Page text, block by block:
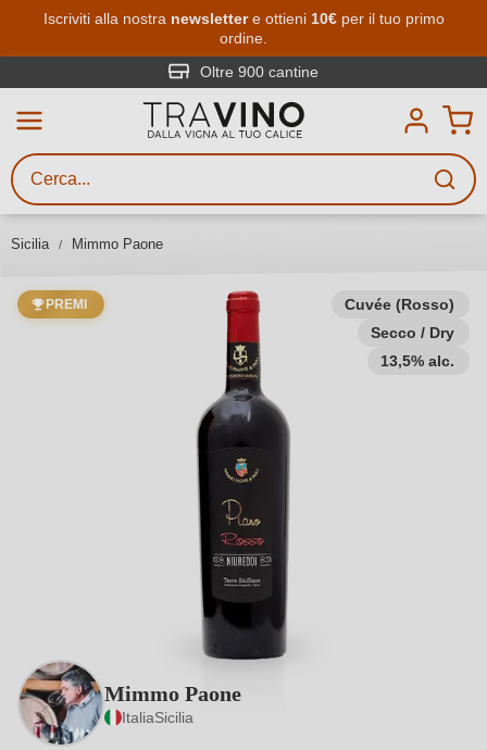
Passa al contenuto principale
Iscriviti alla nostra newslettere ottieni 10€per il tuo primo
ordine.
Oltre 900 cantine
Sicilia Mimmo Paone
Cuvée (Rosso)
Secco / Dry
13,5% alc.
PREMI
Mimmo Paone
ItaliaSicilia
Ricerca vini
Inserisci almeno 3 caratteri
gusto, occasione, nome del vino,
vitigno, regione, cantina o altri